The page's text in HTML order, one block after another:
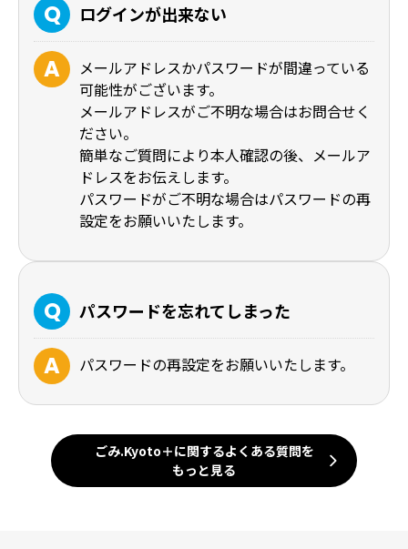
ログインが出来ない
メールアドレスかパスワードが間違っている
可能性がございます。
メールアドレスがご不明な場合はお問合せく
ださい。
簡単なご質問により本人確認の後、メールア
ドレスをお伝えします。
パスワードがご不明な場合はパスワードの再
設定をお願いいたします。
パスワードを忘れてしまった
パスワードの再設定をお願いいたします。
ごみ.Kyoto＋に関するよくある質問を
もっと見る